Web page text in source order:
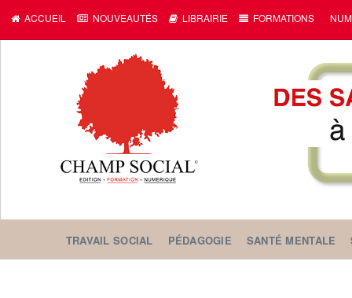
ACCUEIL NOUVEAUTÉS LIBRAIRIE FORMATIONS
TRAVAIL SOCIAL PÉDAGOGIE SANTÉ MENTALE